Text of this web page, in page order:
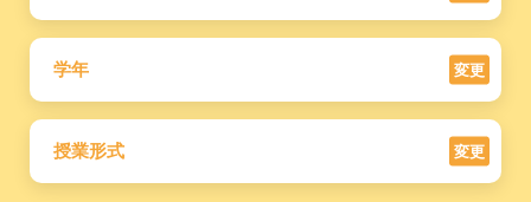
学年 変更
授業形式 変更